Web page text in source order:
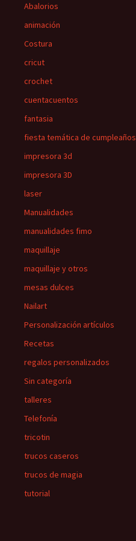
Abalorios
animación
Costura
cricut
crochet
cuentacuentos
fantasia
fiesta temática de cumpleaños
impresora 3d
impresora 3D
laser
Manualidades
manualidades fimo
maquillaje
maquillaje y otros
mesas dulces
Nailart
Personalización artículos
Recetas
regalos personalizados
Sin categoría
talleres
Telefonía
tricotin
trucos caseros
trucos de magia
tutorial